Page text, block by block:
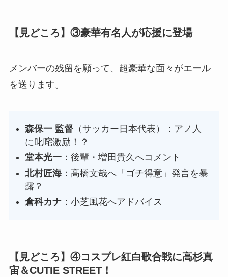
【見どころ】③豪華有名人が応援に登場
メンバーの残留を願って、超豪華な面々がエール
を送ります。
森保一 監督 （サッカー日本代表）：アノ人
に叱咤激励！？
堂本光一 ：後輩・増田貴久へコメント
北村匠海 ：高橋文哉へ「ゴチ得意」発言を暴
露？
倉科カナ ：小芝風花へアドバイス
【見どころ】④コスプレ紅白歌合戦に高杉真
宙＆CUTIE STREET！